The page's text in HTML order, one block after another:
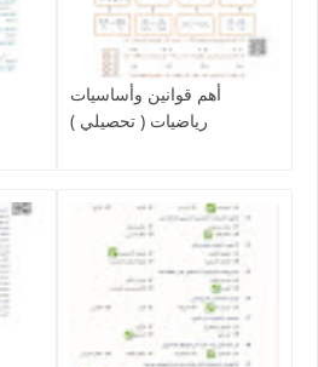
أهم قوانين وأساسيات
رياضيات ( تحصيلي )